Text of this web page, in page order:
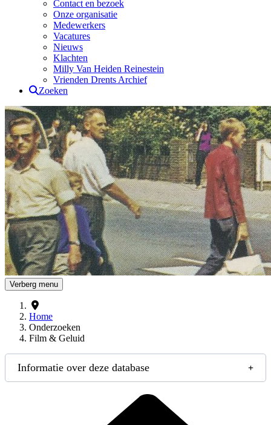
Contact en bezoek
Onze organisatie
Medewerkers
Vacatures
Nieuws
Klachten
Milly Van Heiden Reinestein
Vrienden Drents Archief
Zoeken
Drents Archief
Verberg menu
Home
Onderzoeken
Film & Geluid
Informatie over deze database